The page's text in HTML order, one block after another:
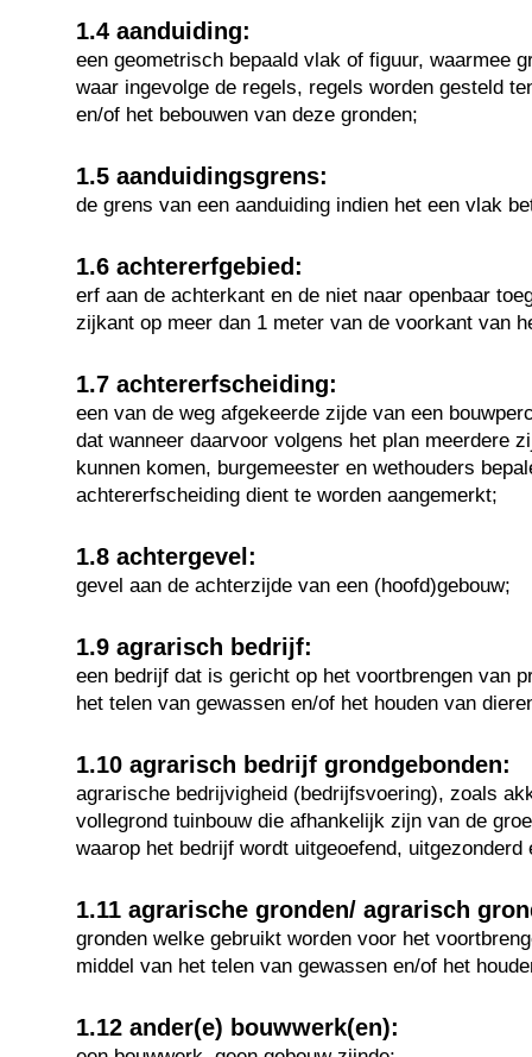
1.4 aanduiding:
een geometrisch bepaald vlak of figuur, waarmee
waar ingevolge de regels, regels worden gesteld
en/of het bebouwen van deze gronden;
1.5 aanduidingsgrens:
de grens van een aanduiding indien het een vlak
1.6 achtererfgebied:
erf aan de achterkant en de niet naar openbaar
zijkant op meer dan 1 meter van de voorkant van
1.7 achtererfscheiding:
een van de weg afgekeerde zijde van een
dat wanneer daarvoor volgens het plan meerdere
kunnen komen, burgemeester en wethouders
achtererfscheiding dient te worden aangemerkt;
1.8 achtergevel:
gevel aan de achterzijde van een (hoofd)gebouw;
1.9 agrarisch bedrijf:
een bedrijf dat is gericht op het voortbrengen van
het telen van gewassen en/of het houden van
1.10 agrarisch bedrijf grondgebonden:
agrarische bedrijvigheid (bedrijfsvoering), zoals
vollegrond tuinbouw die afhankelijk zijn van de
waarop het bedrijf wordt uitgeoefend, uitgezonderd
1.11 agrarische gronden/ agrarisch
gronden welke gebruikt worden voor het
middel van het telen van gewassen en/of het
1.12 ander(e) bouwwerk(en):